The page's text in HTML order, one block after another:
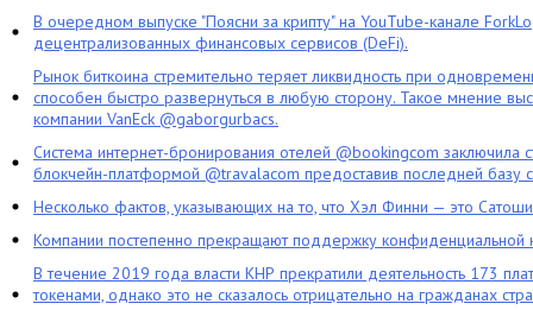
В очередном выпуске "Поясни за крипту" на YouTube-канале
децентрализованных финансовых сервисов (DeFi).
Рынок биткоина стремительно теряет ликвидность при
способен быстро развернуться в любую сторону. Такое мнение
компании VanEck @gaborgurbacs.
Система интернет-бронирования отелей @bookingcom заключила
блокчейн-платформой @travalacom предоставив последней базу
Несколько фактов, указывающих на то, что Хэл Финни — это
Компании постепенно прекращают поддержку конфиденциальной
В течение 2019 года власти КНР прекратили деятельность 173
токенами, однако это не сказалось отрицательно на гражданах